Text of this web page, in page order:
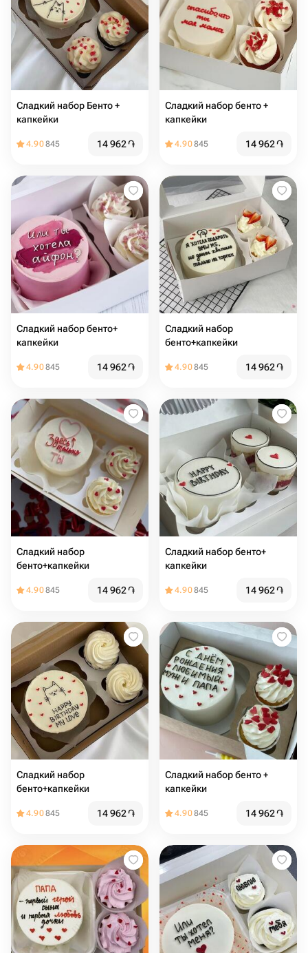
Сладкий набор Бенто +
капкейки
4.90845 14 962֏
Сладкий набор бенто +
капкейки
4.90845 14 962֏
Сладкий набор бенто+
капкейки
4.90845 14 962֏
Сладкий набор
бенто+капкейки
4.90845 14 962֏
Сладкий набор
бенто+капкейки
4.90845 14 962֏
Сладкий набор бенто+
капкейки
4.90845 14 962֏
Сладкий набор
бенто+капкейки
4.90845 14 962֏
Сладкий набор бенто +
капкейки
4.90845 14 962֏